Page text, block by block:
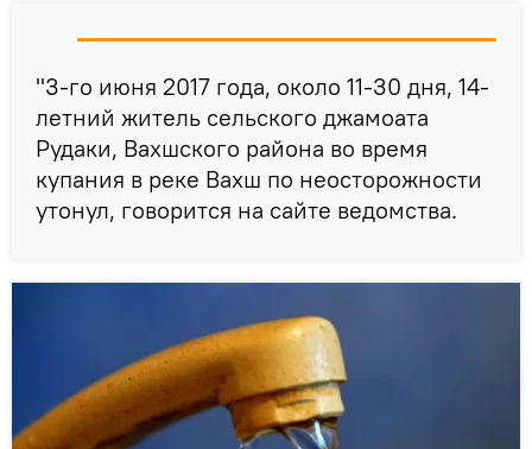
"3-го июня 2017 года, около 11-30 дня, 14-
летний житель сельского джамоата
Рудаки, Вахшского района во время
купания в реке Вахш по неосторожности
утонул, говорится на сайте ведомства.